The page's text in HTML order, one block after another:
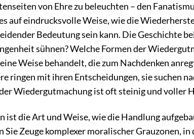
von Ehre zu beleuchten – den
auf eindrucksvolle Weise, wie die
Bedeutung sein kann. Die Geschichte
sühnen? Welche Formen der
Weise behandelt, die zum Nachdenken
ringen mit ihren Entscheidungen, sie suchen
Wiedergutmachung ist oft steinig und voller
ist die Art und Weise, wie die Handlung
Zeuge komplexer moralischer Grauzonen,